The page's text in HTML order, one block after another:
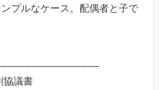
プルなケース。配偶者と子で
書